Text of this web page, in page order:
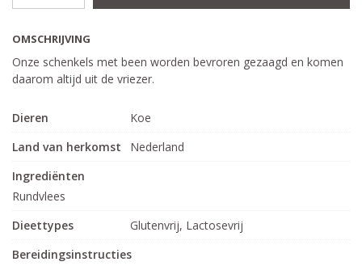
OMSCHRIJVING
Onze schenkels met been worden bevroren gezaagd en komen
daarom altijd uit de vriezer.
Dieren
Koe
Land van herkomst
Nederland
Ingrediënten
Rundvlees
Dieettypes
Glutenvrij, Lactosevrij
Bereidingsinstructies